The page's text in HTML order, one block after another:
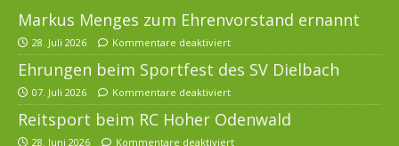
Markus Menges zum Ehrenvorstand ernannt
28. Juli 2026 Kommentare deaktiviert
Ehrungen beim Sportfest des SV Dielbach
07. Juli 2026 Kommentare deaktiviert
Reitsport beim RC Hoher Odenwald
28. Juni 2026 Kommentare deaktiviert